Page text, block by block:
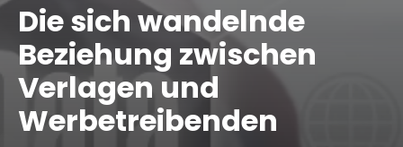
Die sich wandelnde
Beziehung zwischen
Verlagen und
Werbetreibenden